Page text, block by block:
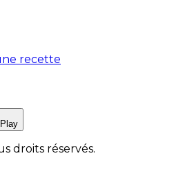
recette
droits réservés.